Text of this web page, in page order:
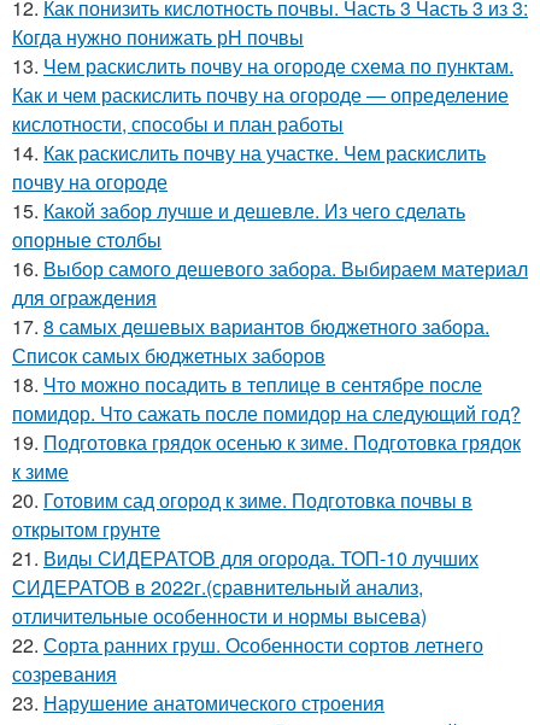
12. Как понизить кислотность почвы. Часть 3 Часть 3 из 3:
Когда нужно понижать рН почвы
13. Чем раскислить почву на огороде схема по пунктам.
Как и чем раскислить почву на огороде — определение
кислотности, способы и план работы
14. Как раскислить почву на участке. Чем раскислить
почву на огороде
15. Какой забор лучше и дешевле. Из чего сделать
опорные столбы
16. Выбор самого дешевого забора. Выбираем материал
для ограждения
17. 8 самых дешевых вариантов бюджетного забора.
Список самых бюджетных заборов
18. Что можно посадить в теплице в сентябре после
помидор. Что сажать после помидор на следующий год?
19. Подготовка грядок осенью к зиме. Подготовка грядок
к зиме
20. Готовим сад огород к зиме. Подготовка почвы в
открытом грунте
21. Виды СИДЕРАТОВ для огорода. ТОП-10 лучших
СИДЕРАТОВ в 2022г.(сравнительный анализ,
отличительные особенности и нормы высева)
22. Сорта ранних груш. Особенности сортов летнего
созревания
23. Нарушение анатомического строения